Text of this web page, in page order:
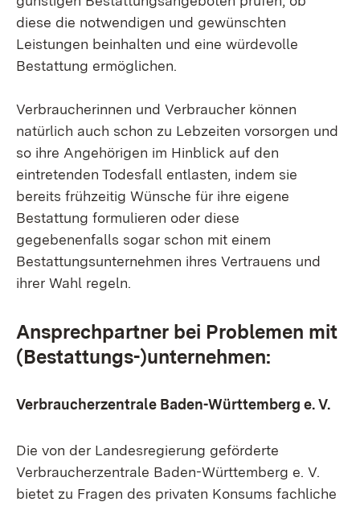
diese die notwendigen und gewünschten
Leistungen beinhalten und eine würdevolle
Bestattung ermöglichen.
Verbraucherinnen und Verbraucher können
natürlich auch schon zu Lebzeiten vorsorgen und
so ihre Angehörigen im Hinblick auf den
eintretenden Todesfall entlasten, indem sie
bereits frühzeitig Wünsche für ihre eigene
Bestattung formulieren oder diese
gegebenenfalls sogar schon mit einem
Bestattungsunternehmen ihres Vertrauens und
ihrer Wahl regeln.
Ansprechpartner bei Problemen mit
(Bestattungs-)unternehmen:
Verbraucherzentrale Baden-Württemberg e. V.
Die von der Landesregierung geförderte
Verbraucherzentrale Baden-Württemberg e. V.
bietet zu Fragen des privaten Konsums fachliche